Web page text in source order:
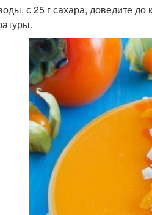
с 25 г сахара, доведите до